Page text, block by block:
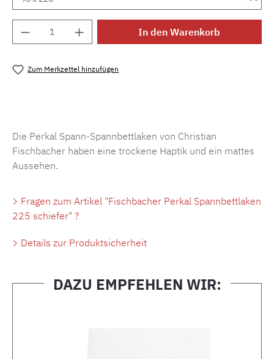
Produkt Anzahl: Gib den gewünschten
In den Warenkorb
Zum Merkzettel hinzufügen
Die Perkal Spann-Spannbettlaken von Christian
Fischbacher haben eine trockene Haptik und ein mattes
Aussehen.
Fragen zum Artikel "Fischbacher Perkal Spannbettlaken
225 schiefer" ?
Details zur Produktsicherheit
DAZU EMPFEHLEN WIR: